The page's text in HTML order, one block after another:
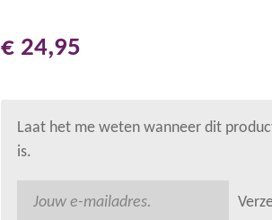
€ 24,95
Laat het me weten wanneer dit
is.